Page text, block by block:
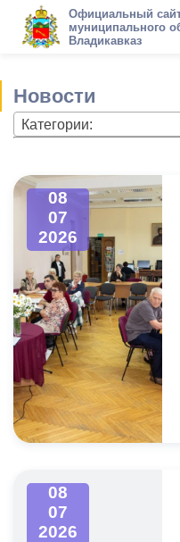
Официальный
муниципального
Владикавказ
Новости
Категории:
08
07
2026
08
07
2026